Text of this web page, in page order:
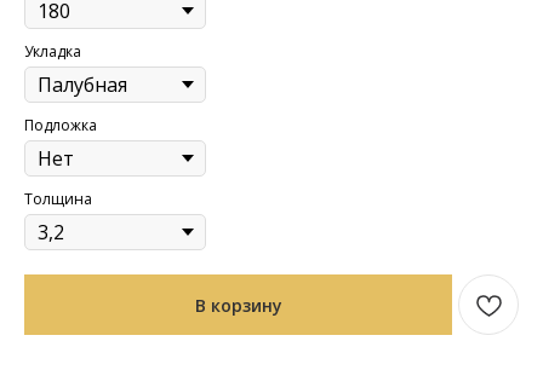
Укладка
Подложка
Толщина
В корзину